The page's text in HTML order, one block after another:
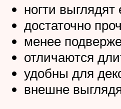
ногти выглядят
достаточно
менее
отличаются
удобны для
внешне